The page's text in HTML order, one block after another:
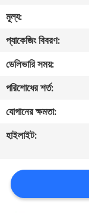
নিয়ন্ত্রণ
যোগাযোগ
করুন
খবর
জন্য
আবেদন
মূল্য:
প্যাকেজিং বিবরণ:
ডেলিভারি সময়:
পরিশোধের শর্ত:
যোগানের ক্ষমতা:
হাইলাইট: